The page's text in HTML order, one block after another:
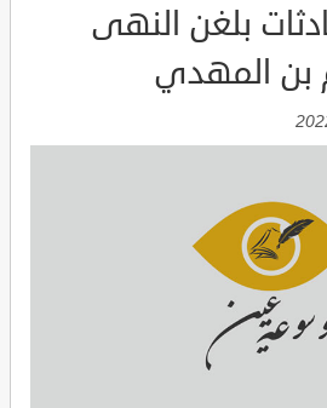
بلغن النهى
بن المهدي